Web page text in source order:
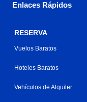
Enlaces Rápidos
RESERVA
Vuelos Baratos
Hoteles Baratos
Vehículos de Alquiler